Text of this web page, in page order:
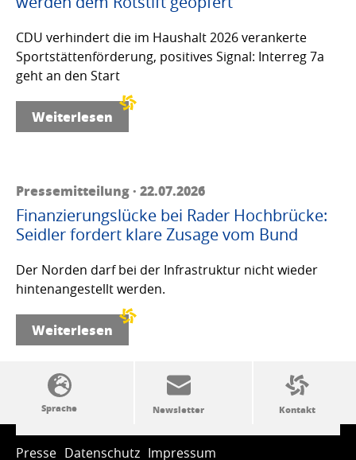
CDU verhindert die im Haushalt 2026 verankerte
Sportstättenförderung, positives Signal: Interreg 7a
geht an den Start
Weiterlesen
Pressemitteilung · 22.07.2026
Finanzierungslücke bei Rader Hochbrücke:
Seidler fordert klare Zusage vom Bund
Der Norden darf bei der Infrastruktur nicht wieder
hintenangestellt werden.
Weiterlesen
SSW-Politik von A bis Z
Presse Datenschutz Impressum